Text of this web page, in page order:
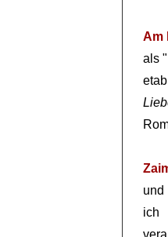
Am
als
und
ich